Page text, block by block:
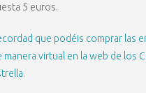
5 euros.
que podéis comprar las
manera virtual en la web de los